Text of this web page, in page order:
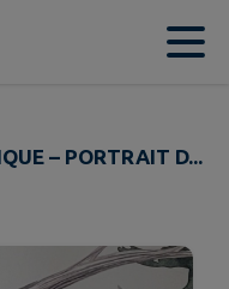
– PORTRAIT D...